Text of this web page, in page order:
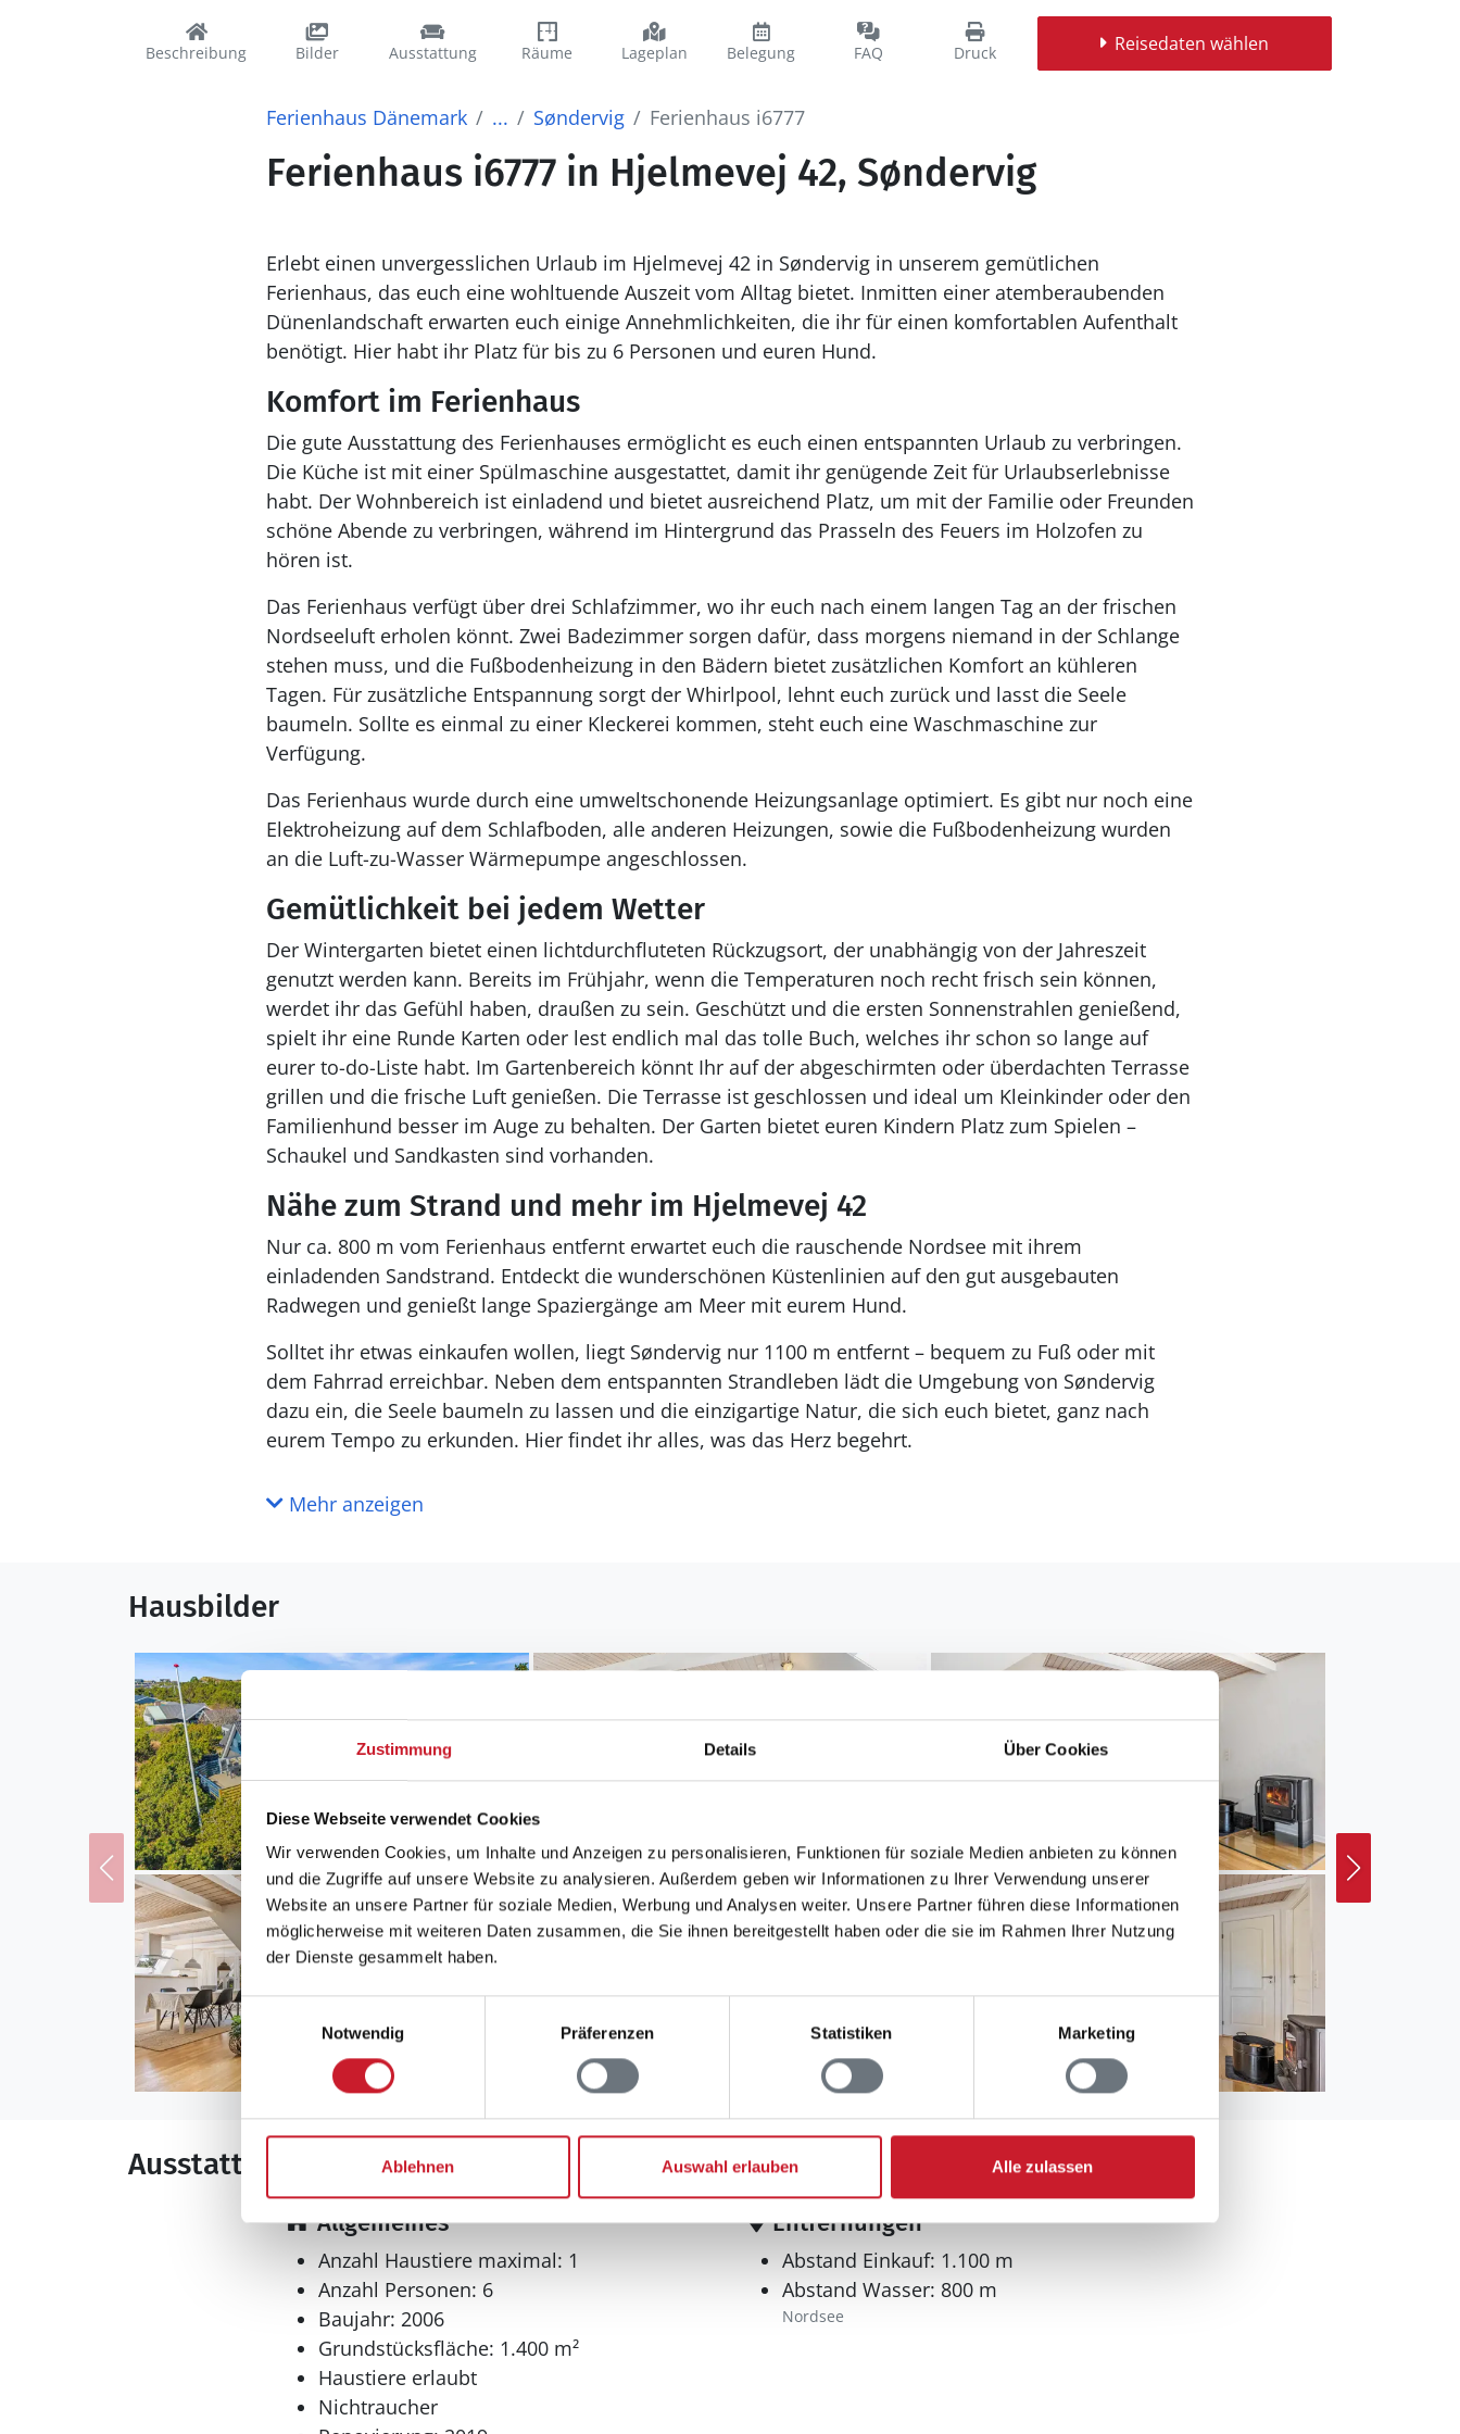
Zustimmung Details Über Cookies
Diese Webseite verwendet Cookies
Wir verwenden Cookies, um Inhalte und Anzeigen zu personalisieren, Funktionen für soziale Medien anbieten zu können
und die Zugriffe auf unsere Website zu analysieren. Außerdem geben wir Informationen zu Ihrer Verwendung unserer
Website an unsere Partner für soziale Medien, Werbung und Analysen weiter. Unsere Partner führen diese Informationen
möglicherweise mit weiteren Daten zusammen, die Sie ihnen bereitgestellt haben oder die sie im Rahmen Ihrer Nutzung
der Dienste gesammelt haben.
Einwilligungsauswahl
Notwendig
Präferenzen Statistiken Marketing
Ablehnen Auswahl erlauben Alle zulassen
Beschreibung Bilder Ausstattung Räume Lageplan Belegung FAQ Druck Reisedaten wählen
Ferienhaus Dänemark ... Søndervig Ferienhaus i6777
Ferienhaus i6777 in Hjelmevej 42, Søndervig
Erlebt einen unvergesslichen Urlaub im Hjelmevej 42 in Søndervig in unserem gemütlichen
Ferienhaus, das euch eine wohltuende Auszeit vom Alltag bietet. Inmitten einer atemberaubenden
Dünenlandschaft erwarten euch einige Annehmlichkeiten, die ihr für einen komfortablen Aufenthalt
benötigt. Hier habt ihr Platz für bis zu 6 Personen und euren Hund.
Komfort im Ferienhaus
Die gute Ausstattung des Ferienhauses ermöglicht es euch einen entspannten Urlaub zu verbringen.
Die Küche ist mit einer Spülmaschine ausgestattet, damit ihr genügende Zeit für Urlaubserlebnisse
habt. Der Wohnbereich ist einladend und bietet ausreichend Platz, um mit der Familie oder Freunden
schöne Abende zu verbringen, während im Hintergrund das Prasseln des Feuers im Holzofen zu
hören ist.
Das Ferienhaus verfügt über drei Schlafzimmer, wo ihr euch nach einem langen Tag an der frischen
Nordseeluft erholen könnt. Zwei Badezimmer sorgen dafür, dass morgens niemand in der Schlange
stehen muss, und die Fußbodenheizung in den Bädern bietet zusätzlichen Komfort an kühleren
Tagen. Für zusätzliche Entspannung sorgt der Whirlpool, lehnt euch zurück und lasst die Seele
baumeln. Sollte es einmal zu einer Kleckerei kommen, steht euch eine Waschmaschine zur
Verfügung.
Das Ferienhaus wurde durch eine umweltschonende Heizungsanlage optimiert. Es gibt nur noch eine
Elektroheizung auf dem Schlafboden, alle anderen Heizungen, sowie die Fußbodenheizung wurden
an die Luft-zu-Wasser Wärmepumpe angeschlossen.
Gemütlichkeit bei jedem Wetter
Der Wintergarten bietet einen lichtdurchfluteten Rückzugsort, der unabhängig von der Jahreszeit
genutzt werden kann. Bereits im Frühjahr, wenn die Temperaturen noch recht frisch sein können,
werdet ihr das Gefühl haben, draußen zu sein. Geschützt und die ersten Sonnenstrahlen genießend,
spielt ihr eine Runde Karten oder lest endlich mal das tolle Buch, welches ihr schon so lange auf
eurer to-do-Liste habt. Im Gartenbereich könnt Ihr auf der abgeschirmten oder überdachten Terrasse
grillen und die frische Luft genießen. Die Terrasse ist geschlossen und ideal um Kleinkinder oder den
Familienhund besser im Auge zu behalten. Der Garten bietet euren Kindern Platz zum Spielen –
Schaukel und Sandkasten sind vorhanden.
Nähe zum Strand und mehr im Hjelmevej 42
Nur ca. 800 m vom Ferienhaus entfernt erwartet euch die rauschende Nordsee mit ihrem
einladenden Sandstrand. Entdeckt die wunderschönen Küstenlinien auf den gut ausgebauten
Radwegen und genießt lange Spaziergänge am Meer mit eurem Hund.
Solltet ihr etwas einkaufen wollen, liegt Søndervig nur 1100 m entfernt – bequem zu Fuß oder mit
dem Fahrrad erreichbar. Neben dem entspannten Strandleben lädt die Umgebung von Søndervig
dazu ein, die Seele baumeln zu lassen und die einzigartige Natur, die sich euch bietet, ganz nach
eurem Tempo zu erkunden. Hier findet ihr alles, was das Herz begehrt.
Mehr anzeigen
Hausbilder
Ausstattung
Allgemeines
Anzahl Haustiere maximal: 1
Anzahl Personen: 6
Baujahr: 2006
Grundstücksfläche: 1.400 m²
Haustiere erlaubt
Nichtraucher
Entfernungen
Abstand Einkauf: 1.100 m
Abstand Wasser: 800 m
Nordsee